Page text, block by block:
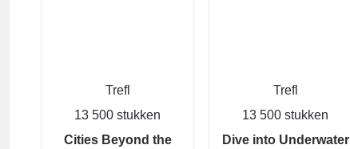
Trefl
13 500 stukken
Cities Beyond the
Trefl
13 500 stukken
Dive into Underwater